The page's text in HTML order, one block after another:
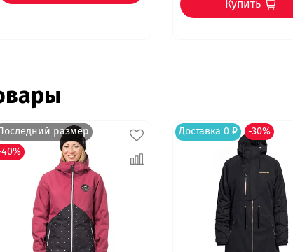
Купить
размер
Доставка 0 ₽ -30%